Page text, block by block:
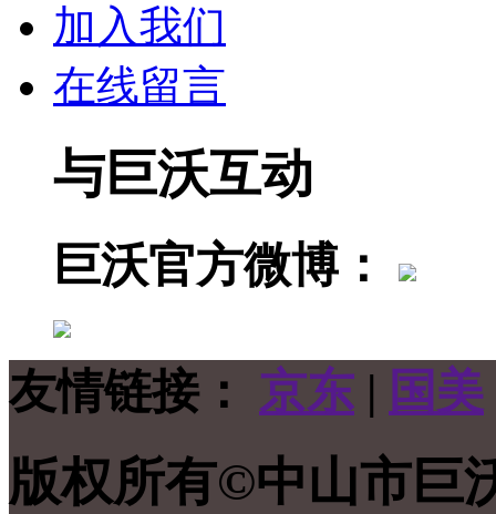
加入我们
在线留言
与巨沃互动
巨沃官方微博：
友情链接： 京东 | 国美
版权所有©中山市